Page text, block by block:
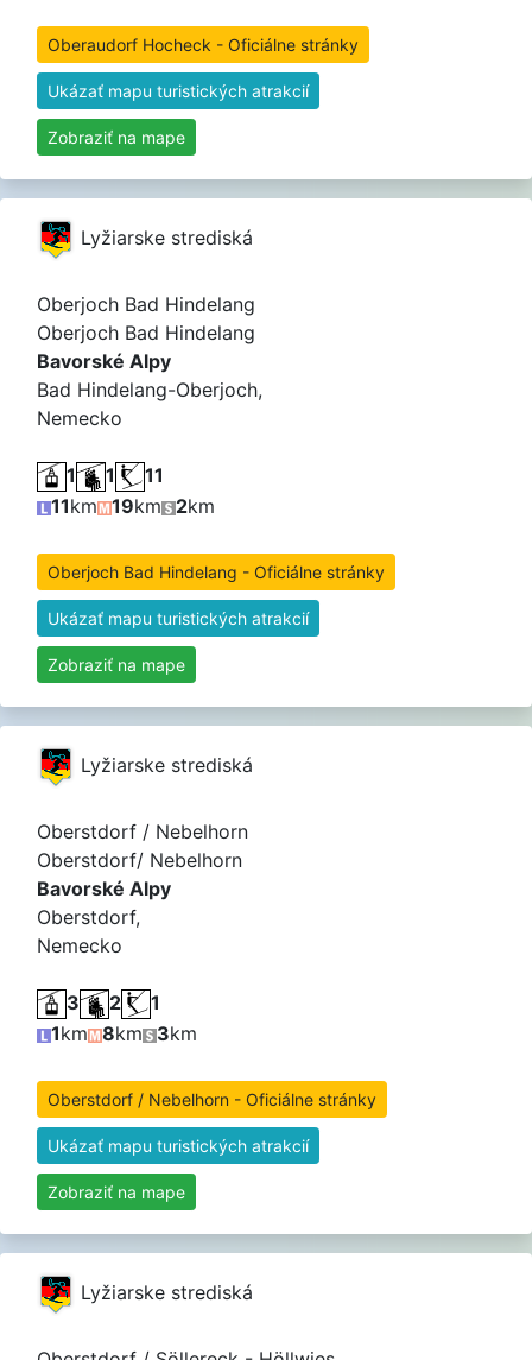
Oberaudorf Hocheck - Oficiálne stránky
Ukázať mapu turistických atrakcií
Zobraziť na mape
Lyžiarske strediská
Oberjoch Bad Hindelang
Oberjoch Bad Hindelang
Bavorské Alpy
Bad Hindelang-Oberjoch,
Nemecko
1 1
11
11km 19km 2km
Oberjoch Bad Hindelang - Oficiálne stránky
Ukázať mapu turistických atrakcií
Zobraziť na mape
Lyžiarske strediská
Oberstdorf / Nebelhorn
Oberstdorf/ Nebelhorn
Bavorské Alpy
Oberstdorf,
Nemecko
3 2
1
1km 8km 3km
Oberstdorf / Nebelhorn - Oficiálne stránky
Ukázať mapu turistických atrakcií
Zobraziť na mape
Lyžiarske strediská